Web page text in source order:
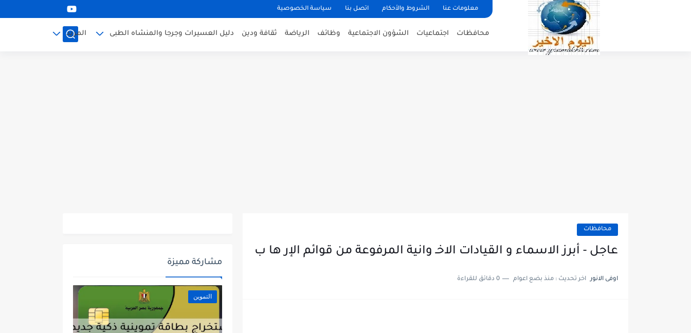
معلومات عنا الشروط والأحكام اتصل بنا سياسة الخصوصية
محافظات اجتماعيات الشؤون الاجتماعية وظائف الرياضة ثقافة ودين دليل العسيرات وجرجا والمنشاه الطبى المزيد
محافظات
عاجل - أبرز الاسماء و القيادات الاخـ وانية المرفوعة من قوائم الإر ها ب
اوفى الانور اخر تحديث : منذ بضع اعوام 0 دقائق للقراءة
مشاركة مميزة
التموين